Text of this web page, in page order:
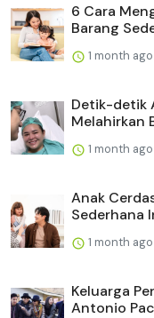
6 Cara
Barang
1 month ago
Detik-detik
Melahirkan
1 month ago
Anak
Sederhana
1 month ago
Keluarga
Antonio